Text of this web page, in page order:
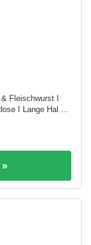
Fleischwurst I
I Lange Hal ...